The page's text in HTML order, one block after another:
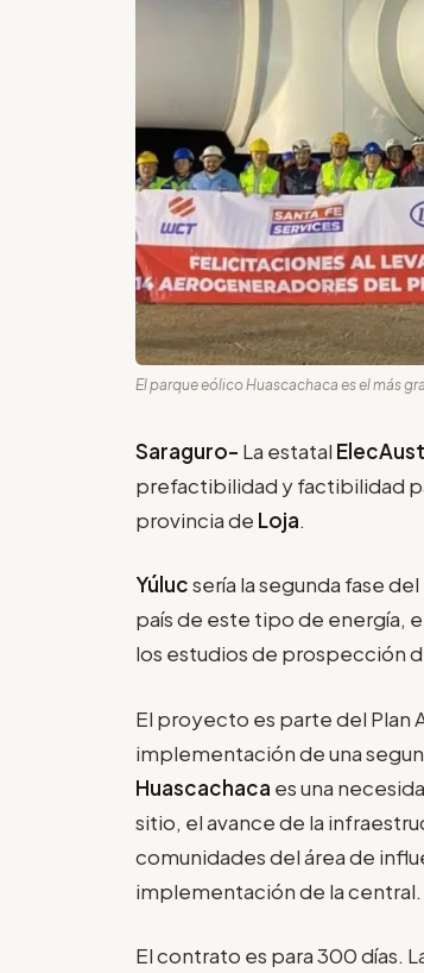
El parque eólico Huascachaca es el más
Saraguro- La estatal
prefactibilidad y factibilidad
provincia de Loja.
Yúlucsería la segunda fase del
país de este tipo de energía,
los estudios de prospección
El proyecto es parte del Plan
implementación de una
Huascachaca es una
sitio, el avance de la
comunidades del área de
implementación de la central.
El contrato es para 300 días.